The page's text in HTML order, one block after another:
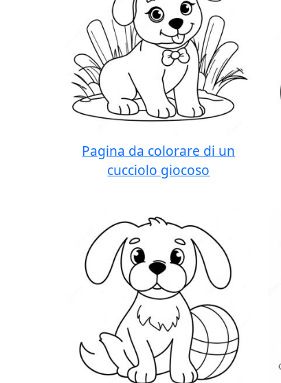
Pagina da colorare di un
cucciolo giocoso